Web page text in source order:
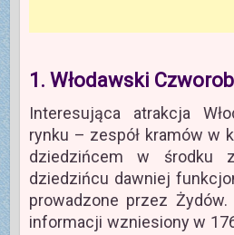
1. Włodawski
Interesująca atrakcja
rynku – zespół kramów w
dziedzińcem w środku
dziedzińcu dawniej
prowadzone przez Żydów.
informacji wzniesiony w